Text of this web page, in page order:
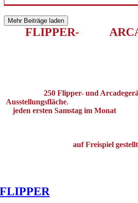
Mehr Beiträge laden
DASFLIPPER-
250 Flipper- und
Ausstellungsfläche.
jeden ersten Samstag im Monat
auf Freispiel gestellt
FLIPPER